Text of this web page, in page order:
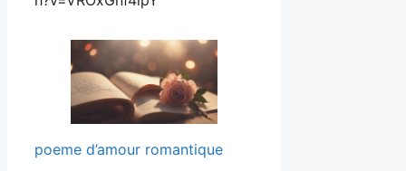
poeme d’amour romantique